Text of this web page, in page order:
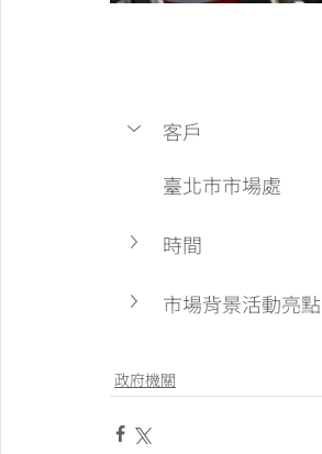
客戶
臺北市市場處
時間
市場背景活動亮點
政府機關